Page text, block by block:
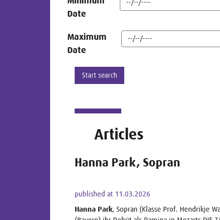
Date
Maximum
Date
Articles
Hanna Park, Sopran
published at 11.03.2026
Hanna Park, Sopran (Klasse Prof. Hendrikje